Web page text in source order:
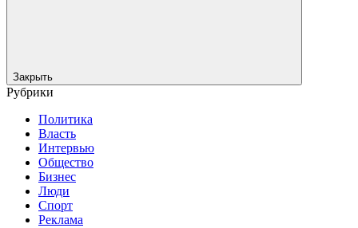
Закрыть
Рубрики
Политика
Власть
Интервью
Общество
Бизнес
Люди
Спорт
Реклама